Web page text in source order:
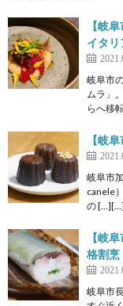
【岐
イタリ
岐阜市
ムラ」
らへ移
【岐
岐阜市
canele
の […][…]
【岐
格割烹
岐阜市